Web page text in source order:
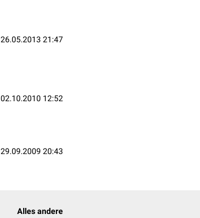
26.05.2013 21:47
02.10.2010 12:52
29.09.2009 20:43
Alles andere